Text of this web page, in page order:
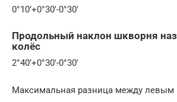
0°10’+0°30′-0°30′
Продольный наклон шкворня
колёс
2°40’+0°30′-0°30′
Максимальная разница между левым